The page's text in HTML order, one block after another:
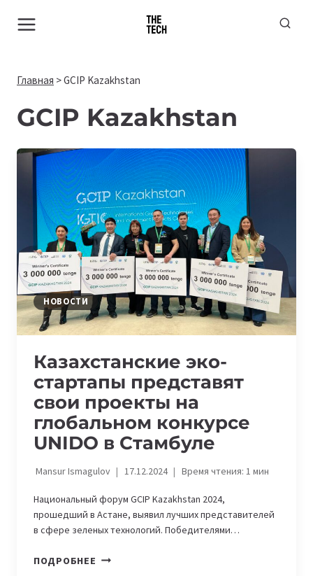
Главная >GCIP Kazakhstan
GCIP Kazakhstan
НОВОСТИ
Казахстанские эко-
стартапы представят
свои проекты на
глобальном конкурсе
UNIDO в Стамбуле
Mansur Ismagulov 17.12.2024 Время чтения: 1мин
Национальный форум GCIP Kazakhstan 2024,
прошедший в Астане, выявил лучших представителей
в сфере зеленых технологий. Победителями…
ПОДРОБНЕЕ КАЗАХСТАНСКИЕ